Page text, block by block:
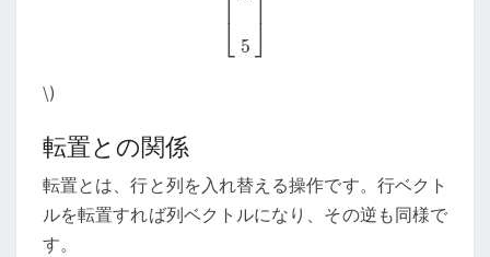
\)
転置との関係
転置とは、行と列を入れ替える操作です。行ベクト
ルを転置すれば列ベクトルになり、その逆も同様で
す。